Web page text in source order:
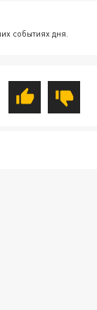
событиях дня.